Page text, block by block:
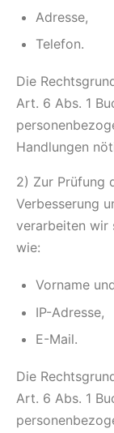
Adresse,
Telefon.
Die
Art. 6 Abs. 1
Handlungen
2) Zur Prüfung
Verbesserung
verarbeiten wir
wie:
Vorname
IP-Adresse,
E-Mail.
Die
Art. 6 Abs. 1